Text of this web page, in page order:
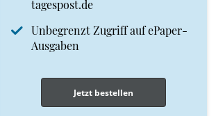
tagespost.de
Unbegrenzt Zugriff auf ePaper-
Ausgaben
Jetzt bestellen